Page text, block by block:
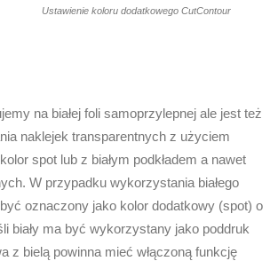
Ustawienie koloru dodatkowego CutContour
na białej foli samoprzylepnej ale jest też
naklejek transparentnych z użyciem
spot lub z białym podkładem a nawet
W przypadku wykorzystania białego
oznaczony jako kolor dodatkowy (spot) o
biały ma być wykorzystany jako poddruk
z bielą powinna mieć włączoną funkcję